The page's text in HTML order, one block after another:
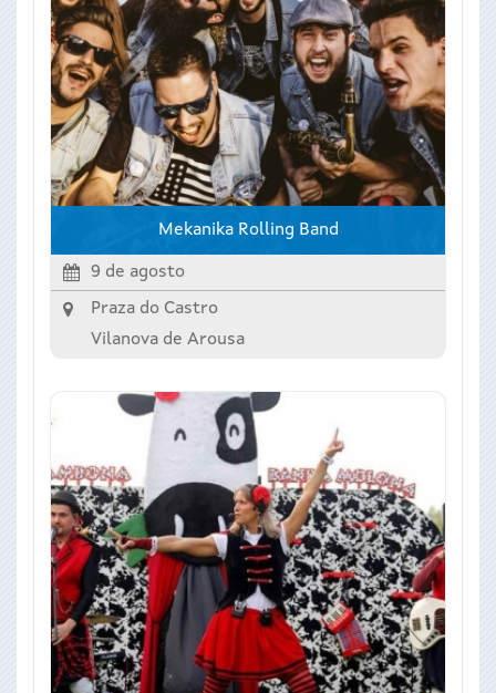
Mekanika Rolling Band
9 de agosto
Praza do Castro
Vilanova de Arousa